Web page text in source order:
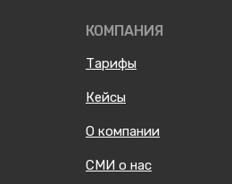
Кейсы
О компании
Тарифы
КОМПАНИЯ
СМИ о нас